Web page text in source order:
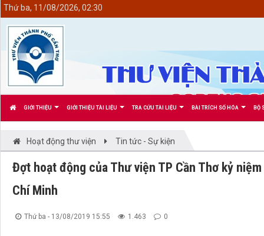
GIỚI THIỆU GIỚI THIỆU TÀI LIỆU TRA CỨU TÀI LIỆU BÀI TRÍCH SỐ HÓA BỘ
Thứ ba, 11/08/2026, 02:30
Hoạt động thư viện Tin tức - Sự kiện
Đợt hoạt động của Thư viện TP Cần Thơ kỷ
Chí Minh
Thứ ba - 13/08/2019 15:55 1.463 0
<